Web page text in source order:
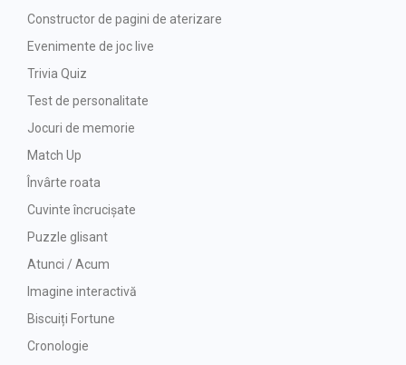
Constructor de pagini de aterizare
Evenimente de joc live
Trivia Quiz
Test de personalitate
Jocuri de memorie
Match Up
Învârte roata
Cuvinte încrucișate
Puzzle glisant
Atunci / Acum
Imagine interactivă
Biscuiți Fortune
Cronologie